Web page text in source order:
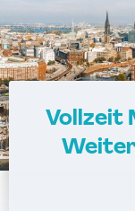
Vollzeit